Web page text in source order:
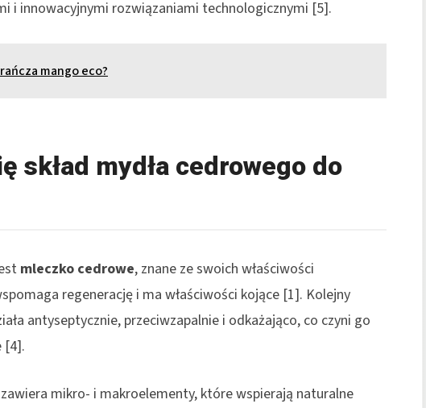
i innowacyjnymi rozwiązaniami technologicznymi [5].
mango eco?
skład mydła cedrowego do
mleczko cedrowe, znane ze swoich właściwości
regenerację i ma właściwości kojące [1]. Kolejny
antyseptycznie, przeciwzapalnie i odkażająco, co czyni go
[4].
mikro- i makroelementy, które wspierają naturalne